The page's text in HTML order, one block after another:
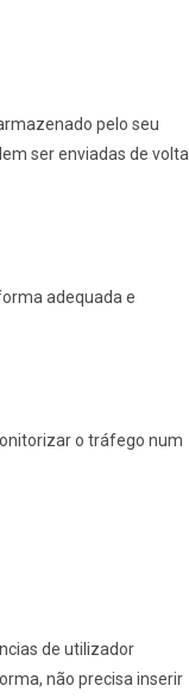
pelo seu
ser enviadas de volta
adequada e
o tráfego num
de utilizador
não precisa inserir